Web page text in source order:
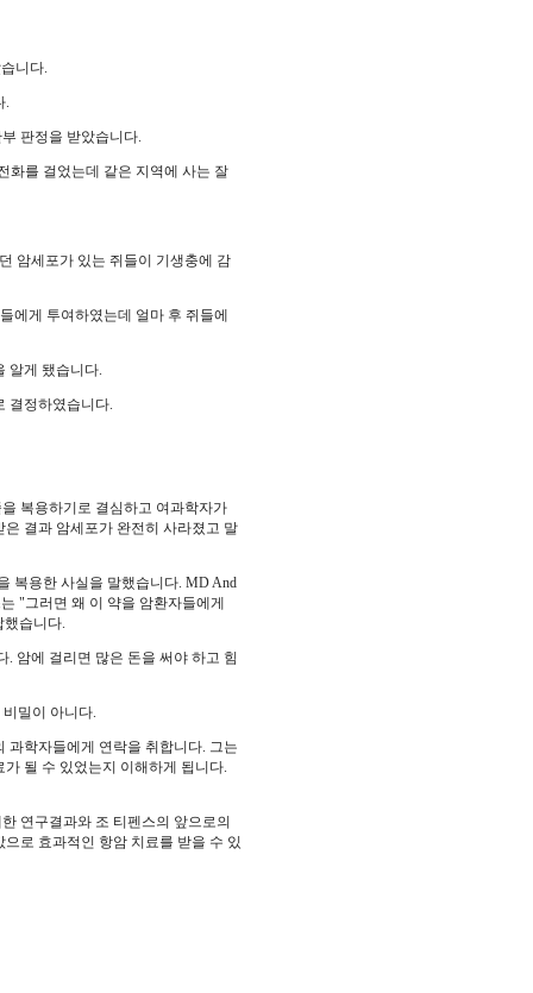
니다.
.
판정을 받았습니다.
화를 걸었는데 같은 지역에 사는 잘
암세포가 있는 쥐들이 기생충에 감
에게 투여하였는데 얼마 후 쥐들에
알게 됐습니다.
결정하였습니다.
복용하기로 결심하고 여과학자가
결과 암세포가 완전히 사라졌고 말
복용한 사실을 말했습니다. MD And
"그러면 왜 이 약을 암환자들에게
했습니다.
암에 걸리면 많은 돈을 써야 하고 힘
밀이 아니다.
과학자들에게 연락을 취합니다. 그는
될 수 있었는지 이해하게 됩니다.
연구결과와 조 티펜스의 앞으로의
로 효과적인 항암 치료를 받을 수 있